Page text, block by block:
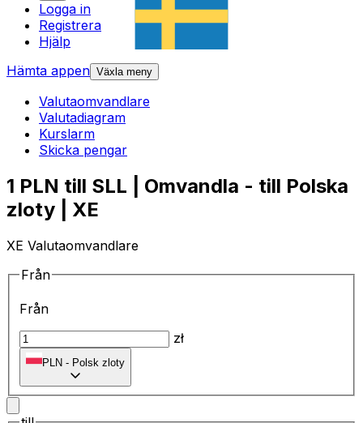
Logga in
Registrera
Hjälp
Hämta appen Växla meny
Valutaomvandlare
Valutadiagram
Kurslarm
Skicka pengar
1 PLN till SLL | Omvandla - till Polska
zloty | XE
XE Valutaomvandlare
Från
Från
zł
PLN - Polsk zloty